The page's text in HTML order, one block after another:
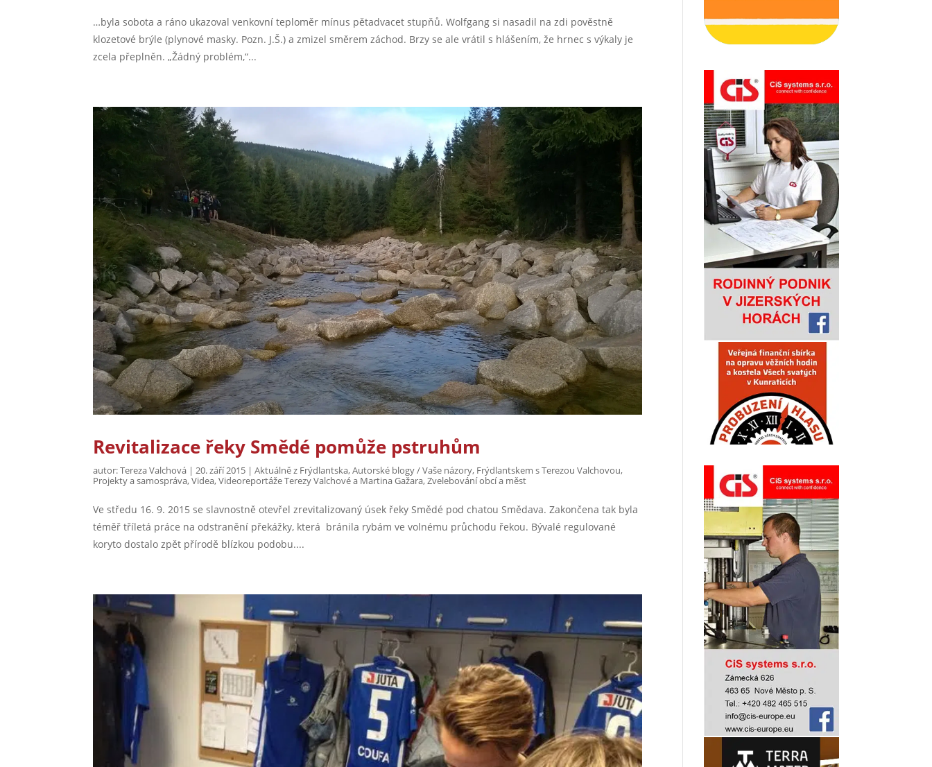
…byla sobota a ráno ukazoval venkovní teploměr mínus pětadvacet stupňů. Wolfgang si nasadil na zdi pověstně
klozetové brýle (plynové masky. Pozn. J.Š.) a zmizel směrem záchod. Brzy se ale vrátil s hlášením, že hrnec s výkaly je
zcela přeplněn. „Žádný problém,“...
Revitalizace řeky Smědé pomůže pstruhům
autor:Tereza Valchová |20. září 2015 |Aktuálně z Frýdlantska,Autorské blogy / Vaše názory, Frýdlantskem s Terezou Valchovou,
Projekty a samospráva,Videa,Videoreportáže Terezy Valchové a Martina Gažara,Zvelebování obcí a měst
Ve středu 16. 9. 2015 se slavnostně otevřel zrevitalizovaný úsek řeky Smědé pod chatou Smědava. Zakončena tak byla
téměř tříletá práce na odstranění překážky, která bránila rybám ve volnému průchodu řekou. Bývalé regulované
koryto dostalo zpět přírodě blízkou podobu....